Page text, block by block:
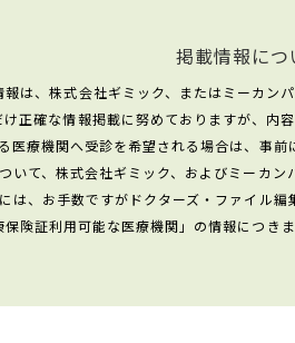
掲載情報につ
は、株式会社ギミック、またはミーカン
け正確な情報掲載に努めておりますが、内
医療機関へ受診を希望される場合は、事前
いて、株式会社ギミック、およびミーカ
は、お手数ですがドクターズ・ファイル編
険証利用可能な医療機関」の情報につき